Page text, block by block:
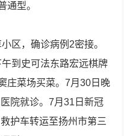
通型。
区，确诊病例2密接。
到史可法东路宏远棋牌
庄菜场买菜。7月30日晚
院就诊。7月31日新冠
护车转运至扬州市第三